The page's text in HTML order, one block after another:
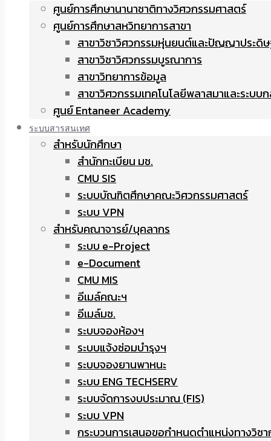
ศูนย์การศึกษานานาชาติทางวิศวกรรมศาสตร์
ศูนย์การศึกษาสหวิทยาการสาขา
สาขาวิชาวิศวกรรมหุ่นยนต์และปัญญาประดิ
สาขาวิชาวิศวกรรมบูรณาการ
สาขาวิทยาการข้อมูล
สาขาวิศวกรรมเทคโนโลยีพลาสมาและระบบ
ศูนย์ Entaneer Academy
ระบบสารสนเทศ
สำหรับนักศึกษา
สำนักทะเบียน มช.
CMU SIS
ระบบบัณฑิตศึกษาคณะวิศวกรรมศาสตร์
ระบบ VPN
สำหรับคณาจารย์/บุคลากร
ระบบ e-Project
e-Document
CMU MIS
อีเมล์คณะฯ
อีเมล์มช.
ระบบจองห้องฯ
ระบบแจ้งซ่อมบำรุงฯ
ระบบจองยานพาหนะ
ระบบ ENG TECHSERV
ระบบจัดการงบประมาณ (FIS)
ระบบ VPN
กระบวนการเสนอขอกำหนดตำแหน่งทางวิช